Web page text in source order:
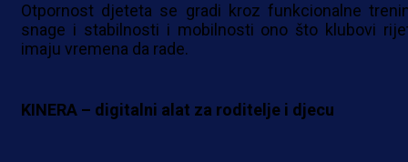
Otpornost djeteta se gradi kroz funkcionalne
snage i stabilnosti i mobilnosti ono što klubovi
imaju vremena da rade.
KINERA – digitalni alat za roditelje i djecu